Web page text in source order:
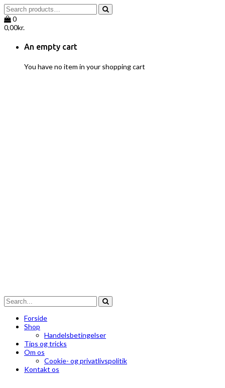
0
0,00kr.
An empty cart
You have no item in your shopping cart
Forside
Shop
Handelsbetingelser
Tips og tricks
Om os
Cookie- og privatlivspolitik
Kontakt os